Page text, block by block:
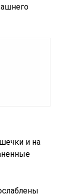
и на